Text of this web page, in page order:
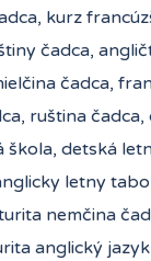
kurz
čadca,
čadca,
ruština čadca,
detská
letny
nemčina
anglický